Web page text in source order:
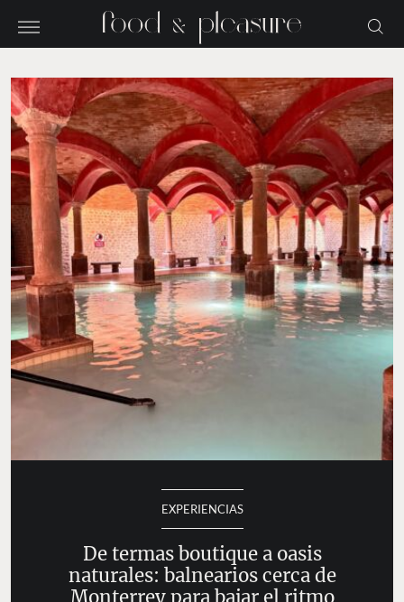
EXPERIENCIAS
De termas boutique a oasis
naturales: balnearios cerca de
Monterrey para bajar el ritmo